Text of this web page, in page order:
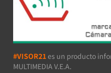
#VISOR21 es un producto
MULTIMEDIA V.E.A.